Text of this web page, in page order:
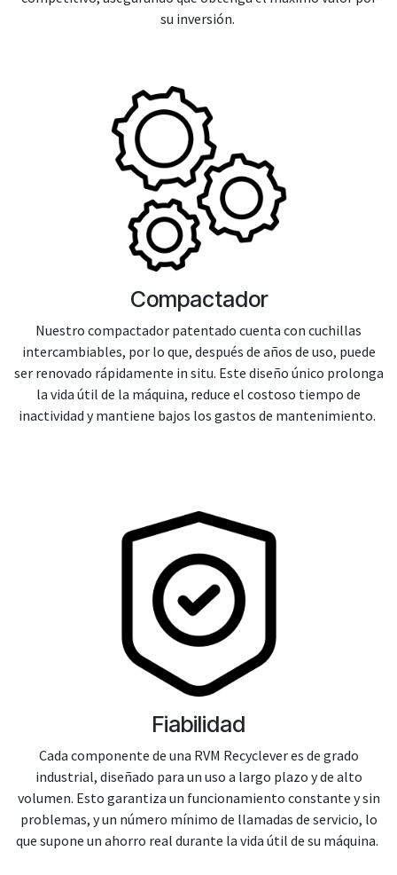
su inversión.
Compactador
Nuestro compactador patentado cuenta con cuchillas
intercambiables, por lo que, después de años de uso, puede
ser renovado rápidamente in situ. Este diseño único prolonga
la vida útil de la máquina, reduce el costoso tiempo de
inactividad y mantiene bajos los gastos de mantenimiento.
Fiabilidad
Cada componente de una RVM Recyclever es de grado
industrial, diseñado para un uso a largo plazo y de alto
volumen. Esto garantiza un funcionamiento constante y sin
problemas, y un número mínimo de llamadas de servicio, lo
que supone un ahorro real durante la vida útil de su máquina.